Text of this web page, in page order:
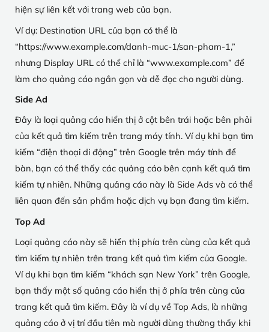
hiện sự liên kết với trang web của bạn.
Ví dụ: Destination URL của bạn có thể là
“https://www.example.com/danh-muc-1/san-pham-1 ,”
nhưng Display URL có thể chỉ là “www.example.com” để
làm cho quảng cáo ngắn gọn và dễ đọc cho người dùng.
Side Ad
Đây là loại quảng cáo hiển thị ở cột bên trái hoặc bên phải
của kết quả tìm kiếm trên trang máy tính. Ví dụ khi bạn tìm
kiếm “điện thoại di động” trên Google trên máy tính để
bàn, bạn có thể thấy các quảng cáo bên cạnh kết quả tìm
kiếm tự nhiên. Những quảng cáo này là Side Ads và có thể
liên quan đến sản phẩm hoặc dịch vụ bạn đang tìm kiếm.
Top Ad
Loại quảng cáo này sẽ hiển thị phía trên cùng của kết quả
tìm kiếm tự nhiên trên trang kết quả tìm kiếm của Google.
Ví dụ khi bạn tìm kiếm “khách sạn New York” trên Google,
bạn thấy một số quảng cáo hiển thị ở phía trên cùng của
trang kết quả tìm kiếm. Đây là ví dụ về Top Ads, là những
quảng cáo ở vị trí đầu tiên mà người dùng thường thấy khi